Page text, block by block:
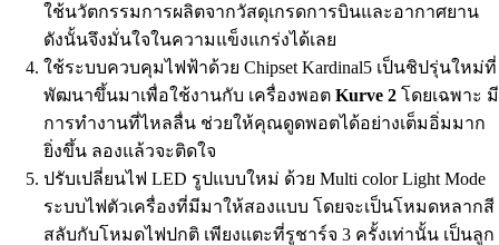
ใช้นวัตกรรมการผลิตจากวัสดุเกรดการบินและอากาศยาน
ดังนั้นจึงมั่นใจในความแข็งแกร่งได้เลย
ใช้ระบบควบคุมไฟฟ้าด้วย Chipset Kardinal5 เป็นชิปรุ่นใหม่ที่
พัฒนาขึ้นมาเพื่อใช้งานกับ เครื่องพอตKurve 2 โดยเฉพาะ มี
การทำงานที่ไหลลื่น ช่วยให้คุณดูดพอตได้อย่างเต็มอิ่มมาก
ยิ่งขึ้น ลองแล้วจะติดใจ
ปรับเปลี่ยนไฟ LED รูปแบบใหม่ ด้วย Multi color Light Mode
ระบบไฟตัวเครื่องที่มีมาให้สองแบบ โดยจะเป็นโหมดหลากสี
สลับกับโหมดไฟปกติ เพียงแตะที่รูชาร์จ 3 ครั้งเท่านั้น เป็นลูก